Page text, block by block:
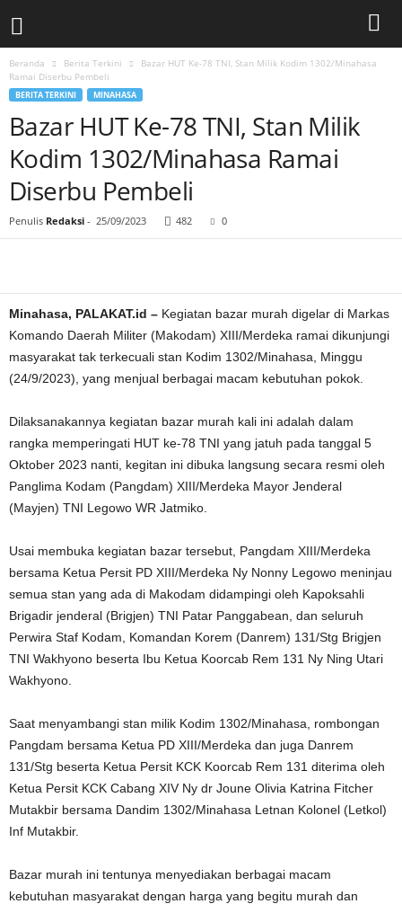
Beranda Berita Terkini
Bazar HUT Ke-78 TNI, Stan Milik Kodim 1302/Minahasa
Ramai Diserbu Pembeli
BERITA TERKINI MINAHASA
Bazar HUT Ke-78 TNI, Stan Milik
Kodim 1302/Minahasa Ramai
Diserbu Pembeli
Penulis Redaksi - 25/09/2023 482 0
Minahasa, PALAKAT.id – Kegiatan bazar murah digelar di Markas
Komando Daerah Militer (Makodam) XIII/Merdeka ramai dikunjungi
masyarakat tak terkecuali stan Kodim 1302/Minahasa, Minggu
(24/9/2023), yang menjual berbagai macam kebutuhan pokok.
Dilaksanakannya kegiatan bazar murah kali ini adalah dalam
rangka memperingati HUT ke-78 TNI yang jatuh pada tanggal 5
Oktober 2023 nanti, kegitan ini dibuka langsung secara resmi oleh
Panglima Kodam (Pangdam) XIII/Merdeka Mayor Jenderal
(Mayjen) TNI Legowo WR Jatmiko.
Usai membuka kegiatan bazar tersebut, Pangdam XIII/Merdeka
bersama Ketua Persit PD XIII/Merdeka Ny Nonny Legowo meninjau
semua stan yang ada di Makodam didampingi oleh Kapoksahli
Brigadir jenderal (Brigjen) TNI Patar Panggabean, dan seluruh
Perwira Staf Kodam, Komandan Korem (Danrem) 131/Stg Brigjen
TNI Wakhyono beserta Ibu Ketua Koorcab Rem 131 Ny Ning Utari
Wakhyono.
Saat menyambangi stan milik Kodim 1302/Minahasa, rombongan
Pangdam bersama Ketua PD XIII/Merdeka dan juga Danrem
131/Stg beserta Ketua Persit KCK Koorcab Rem 131 diterima oleh
Ketua Persit KCK Cabang XIV Ny dr Joune Olivia Katrina Fitcher
Mutakbir bersama Dandim 1302/Minahasa Letnan Kolonel (Letkol)
Inf Mutakbir.
Bazar murah ini tentunya menyediakan berbagai macam
kebutuhan masyarakat dengan harga yang begitu murah dan